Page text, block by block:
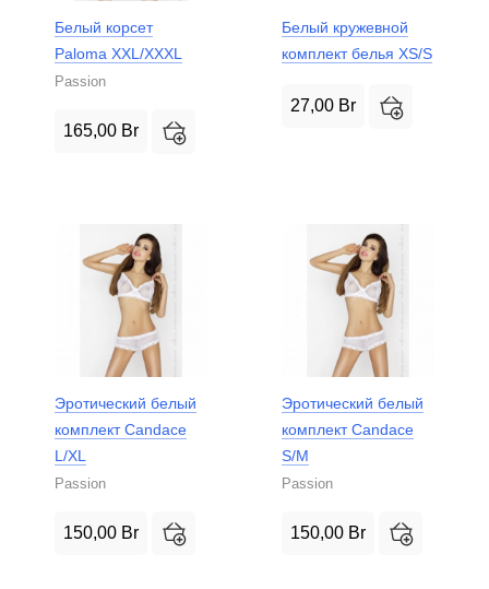
Белый корсет
Paloma XXL/XXXL
Passion
165,00 Br
Белый кружевной
комплект белья XS/S
27,00 Br
Эротический белый
комплект Candace
L/XL
Passion
150,00 Br
Эротический белый
комплект Candace
S/M
Passion
150,00 Br